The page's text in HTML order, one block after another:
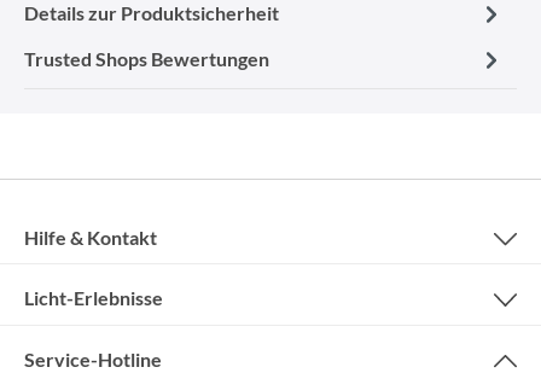
Details zur Produktsicherheit
Trusted Shops Bewertungen
Service-Hotline
Hilfe & Kontakt
Licht-Erlebnisse